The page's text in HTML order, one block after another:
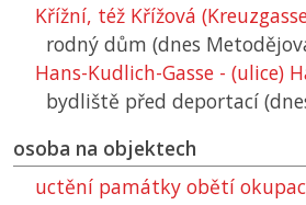
Křížní, též Křížová
rodný dům (dnes
Hans-Kudlich-Gasse - (ulice)
bydliště před deportací
osoba na objektech
uctění památky obětí